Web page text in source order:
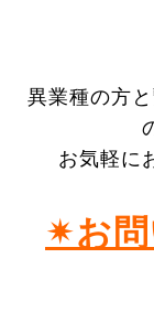
異業種の方
お気軽に
✴︎お問